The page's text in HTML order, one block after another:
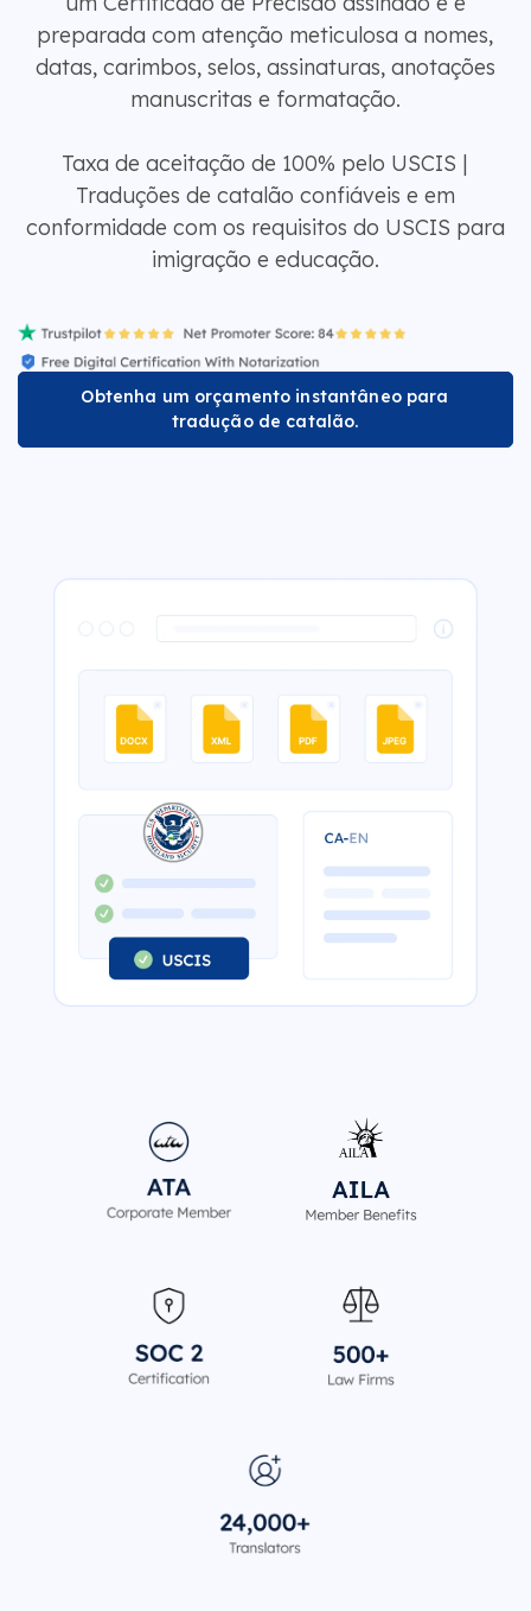
preparada com atenção meticulosa a nomes,
datas, carimbos, selos, assinaturas, anotações
manuscritas e formatação.
Taxa de aceitação de 100% pelo USCIS |
Traduções de catalão confiáveis ​​e em
conformidade com os requisitos do USCIS para
imigração e educação.
Obtenha um orçamento instantâneo para
tradução de catalão.